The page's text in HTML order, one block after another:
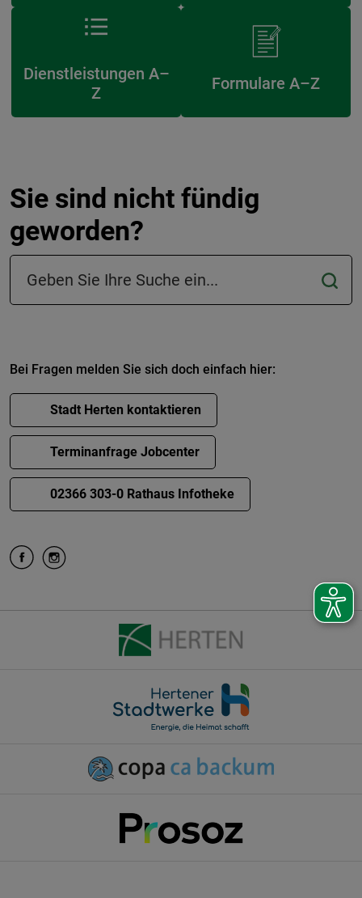
Dienstleistungen A–
Z
Formulare A–Z
Sie sind nicht fündig
geworden?
Suchfeld in der Fußzeile
Bei Fragen melden Sie sich doch einfach hier:
Stadt Herten kontaktieren
Terminanfrage Jobcenter
02366 303-0 Rathaus Infotheke